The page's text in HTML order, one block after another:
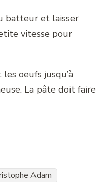
batteur et laisser
vitesse pour
oeufs jusqu’à
La pâte doit faire
Adam